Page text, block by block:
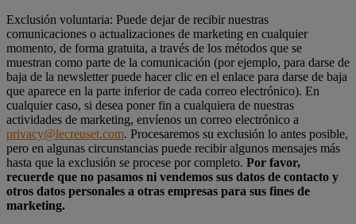
Exclusión voluntaria: Puede dejar de recibir nuestras
comunicaciones o actualizaciones de marketing en cualquier
momento, de forma gratuita, a través de los métodos que se
muestran como parte de la comunicación (por ejemplo, para darse de
baja de la newsletter puede hacer clic en el enlace para darse de baja
que aparece en la parte inferior de cada correo electrónico). En
cualquier caso, si desea poner fin a cualquiera de nuestras
actividades de marketing, envíenos un correo electrónico a
privacy@lecreuset.com. Procesaremos su exclusión lo antes posible,
pero en algunas circunstancias puede recibir algunos mensajes más
hasta que la exclusión se procese por completo. Por favor,
recuerde que no pasamos ni vendemos sus datos de contacto y
otros datos personales a otras empresas para sus fines de
marketing.